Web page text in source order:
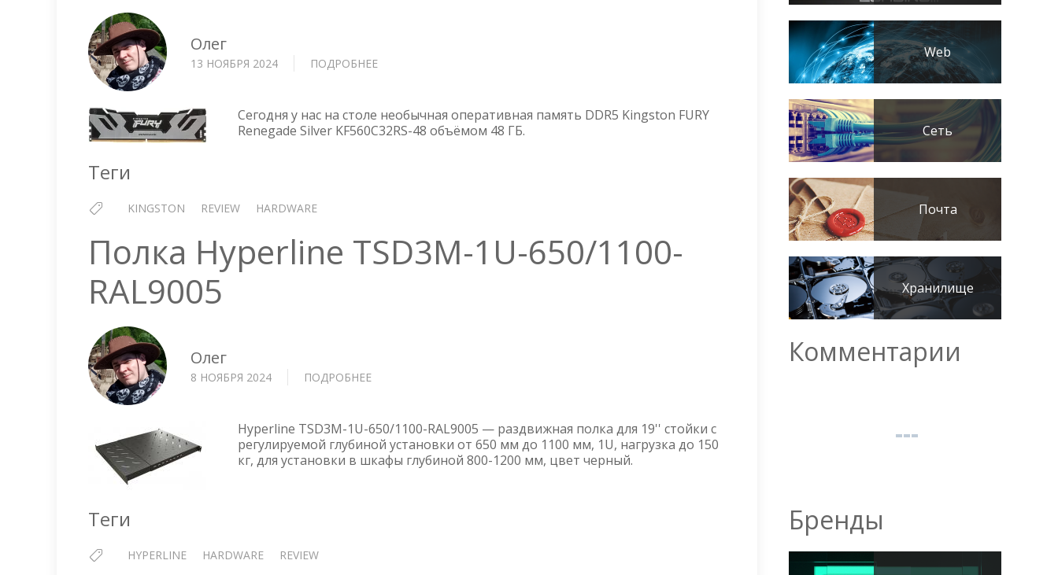
Олег
13 НОЯБРЯ 2024 ПОДРОБНЕЕ
DDR5
48GB
Сегодня у нас на столе необычная оперативная память DDR5 Kingston FURY
Renegade Silver KF560C32RS-48 объёмом 48 ГБ.
Теги
KINGSTON REVIEW HARDWARE
Полка Hyperline TSD3M-1U-650/1100-
RAL9005
Олег
8 НОЯБРЯ 2024 ПОДРОБНЕЕ
TSD3M-
1U-
650/1100-
Hyperline TSD3M-1U-650/1100-RAL9005 — раздвижная полка для 19'' стойки с
регулируемой глубиной установки от 650 мм до 1100 мм, 1U, нагрузка до 150
кг, для установки в шкафы глубиной 800-1200 мм, цвет черный.
Теги
HYPERLINE HARDWARE REVIEW
Web
Сеть
Почта
Хранилище
Комментарии
Бренды